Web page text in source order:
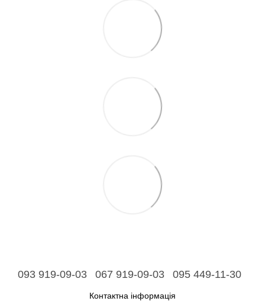
093 919-09-03 067 919-09-03 095 449-11-30
Контактна інформація